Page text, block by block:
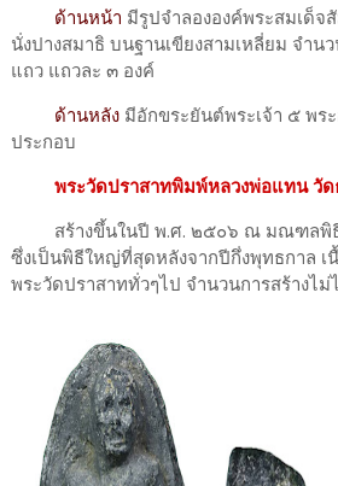
ด้านหน้า มีรูปจำลององค์พระสมเด็จ
นั่งปางสมาธิ บนฐานเขียงสามเหลี่ยม จำน
แถว แถวละ ๓ องค์
ด้านหลังมีอักขระยันต์พระเจ้า ๕ พร
ประกอบ
พระวัดปราสาทพิมพ์หลวงพ่อแทน วัด
สร้างขึ้นในปี พ.ศ. ๒๕๐๖ ณ มณฑลพิธี
ซึ่งเป็นพิธีใหญ่ที่สุดหลังจากปีกึ่งพุทธกาล เ
พระวัดปราสาททั่วๆไป จำนวนการสร้างไ